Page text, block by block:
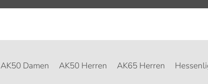
AK50 Damen AK50 Herren AK65 Herren